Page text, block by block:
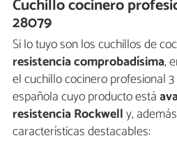
Cuchillo cocinero
28079
Si lo tuyo son los cuchillos de
resistencia comprobadísima,
el cuchillo cocinero profesional
española cuyo producto está
resistencia Rockwelly,
características destacables: